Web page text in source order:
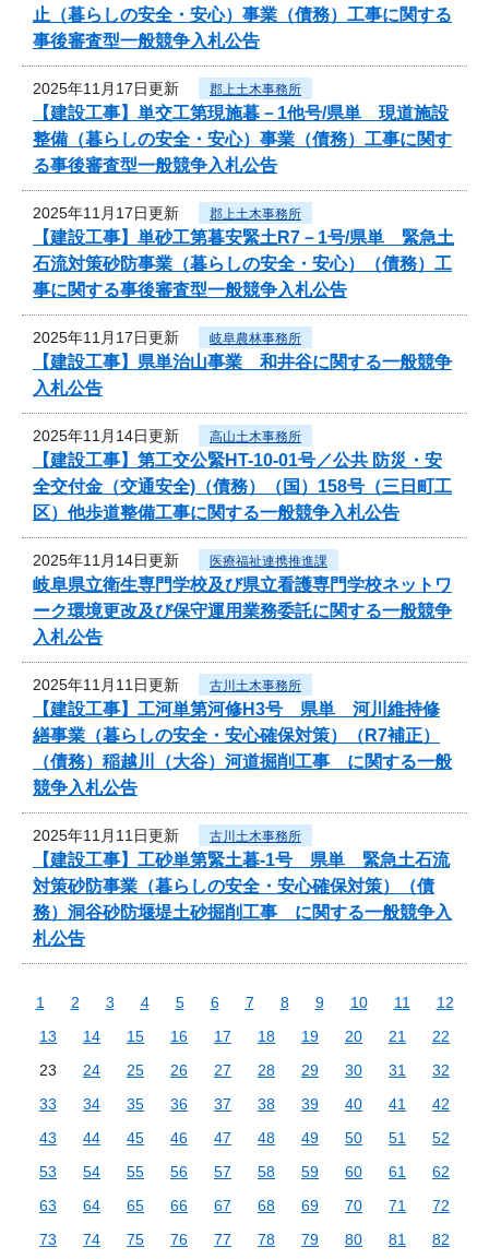
止（暮らしの安全・安心）事業（債務）工事に関する
事後審査型一般競争入札公告
2025年11月17日更新 郡上土木事務所
【建設工事】単交工第現施暮－1他号/県単 現道施設
整備（暮らしの安全・安心）事業（債務）工事に関す
る事後審査型一般競争入札公告
2025年11月17日更新 郡上土木事務所
【建設工事】単砂工第暮安緊土R7－1号/県単 緊急土
石流対策砂防事業（暮らしの安全・安心）（債務）工
事に関する事後審査型一般競争入札公告
2025年11月17日更新 岐阜農林事務所
【建設工事】県単治山事業 和井谷に関する一般競争
入札公告
2025年11月14日更新 高山土木事務所
【建設工事】第工交公緊HT-10-01号／公共 防災・安
全交付金（交通安全)（債務）（国）158号（三日町工
区）他歩道整備工事に関する一般競争入札公告
2025年11月14日更新 医療福祉連携推進課
岐阜県立衛生専門学校及び県立看護専門学校ネットワ
ーク環境更改及び保守運用業務委託に関する一般競争
入札公告
2025年11月11日更新 古川土木事務所
【建設工事】工河単第河修H3号 県単 河川維持修
繕事業（暮らしの安全・安心確保対策）（R7補正）
（債務）稲越川（大谷）河道掘削工事 に関する一般
競争入札公告
2025年11月11日更新 古川土木事務所
【建設工事】工砂単第緊土暮-1号 県単 緊急土石流
対策砂防事業（暮らしの安全・安心確保対策）（債
務）洞谷砂防堰堤土砂掘削工事 に関する一般競争入
札公告
1 2 3 4 5 6 7 8 9 10 11
12
13
14 15 16 17 18 19 20 21
22
23
24 25 26 27 28 29 30 31
32
33
34 35 36 37 38 39 40 41
42
43
44 45 46 47 48 49 50 51
52
53
54 55 56 57 58 59 60 61
62
63
64 65 66 67 68 69 70 71
72
73
74 75 76 77 78 79 80 81
82